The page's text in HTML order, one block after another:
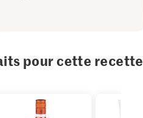
pour cette recette